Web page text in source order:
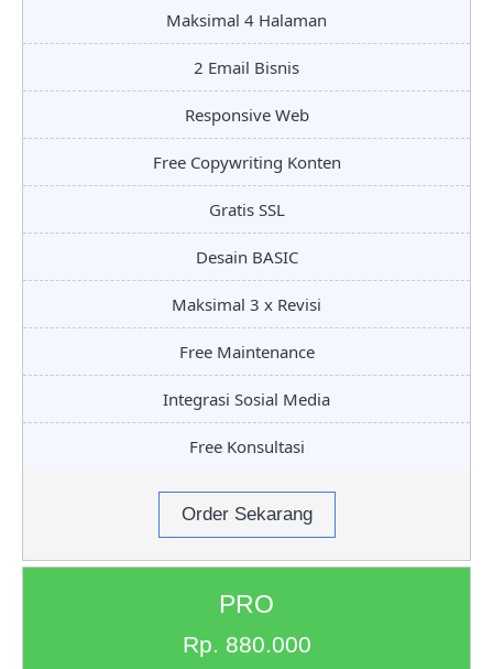
Maksimal 4 Halaman
2 Email Bisnis
Responsive Web
Free Copywriting Konten
Gratis SSL
Desain BASIC
Maksimal 3 x Revisi
Free Maintenance
Integrasi Sosial Media
Free Konsultasi
Order Sekarang
PRO
Rp. 880.000